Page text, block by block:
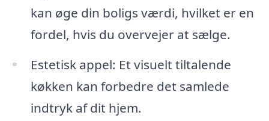
kan øge din boligs værdi, hvilket er en
fordel, hvis du overvejer at sælge.
Estetisk appel: Et visuelt tiltalende
køkken kan forbedre det samlede
indtryk af dit hjem.